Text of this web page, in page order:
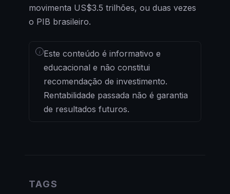
movimenta US$3.5 trilhões, ou duas vezes
o PIB brasileiro.
i Este conteúdo é informativo e
educacional e não constitui
recomendação de investimento.
Rentabilidade passada não é garantia
de resultados futuros.
TAGS